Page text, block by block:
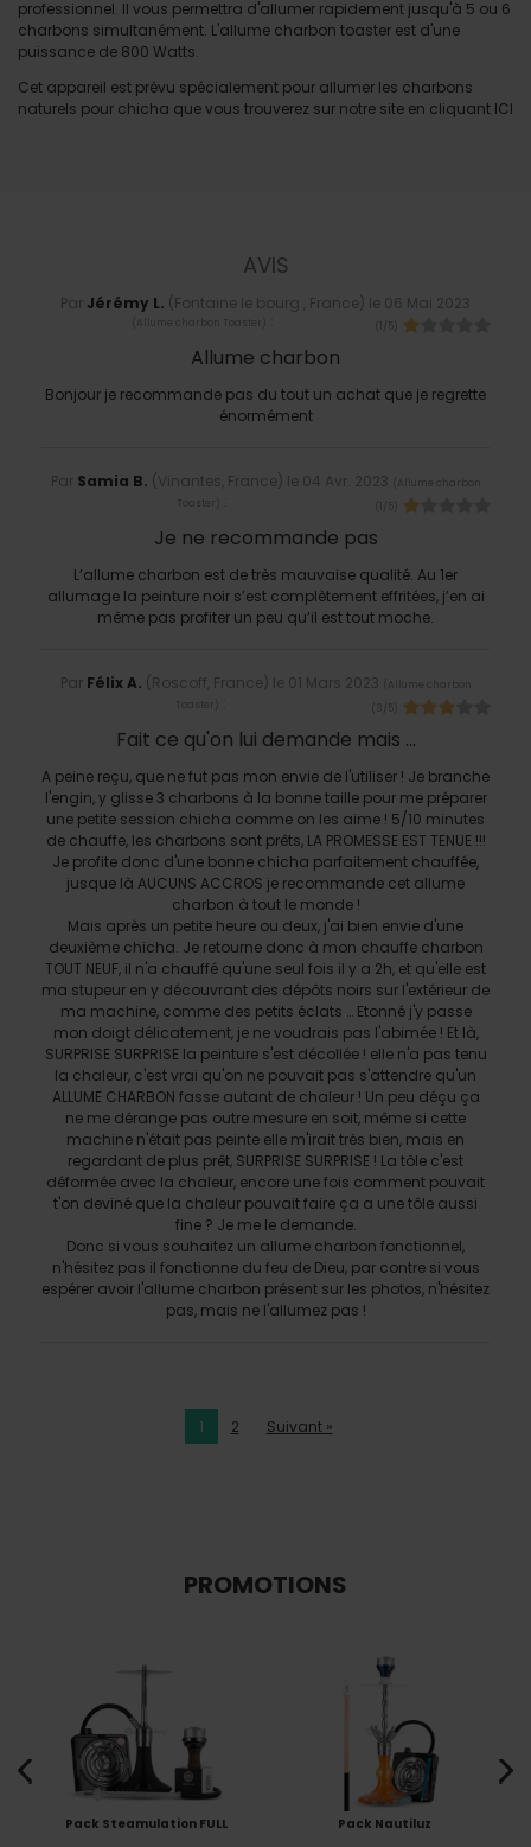
professionnel. Il vous permettra d'allumer rapidement jusqu'à 5 ou 6
charbons simultanément. L'allume charbon toaster est d'une
puissance de 800 Watts.
Cet appareil est prévu spécialement pour allumer les charbons
naturels pour chicha que vous trouverez sur notre site en cliquant ICI
AVIS
Par Jérémy L. (Fontaine le bourg , France) le 06 Mai 2023
Allume charbon Toaster
Allume charbon
Bonjour je recommande pas du tout un achat que je regrette
énormément
Par Samia B. (Vinantes, France) le 04 Avr. 2023
Allume charbon
Toaster
Je ne recommande pas
L’allume charbon est de très mauvaise qualité. Au 1er
allumage la peinture noir s’est complètement effritées, j’en ai
même pas profiter un peu qu’il est tout moche.
Par Félix A. (Roscoff, France) le 01 Mars 2023
Allume charbon
Toaster
Fait ce qu'on lui demande mais ...
A peine reçu, que ne fut pas mon envie de l'utiliser ! Je branche
l'engin, y glisse 3 charbons à la bonne taille pour me préparer
une petite session chicha comme on les aime ! 5/10 minutes
de chauffe, les charbons sont prêts, LA PROMESSE EST TENUE !!!
Je profite donc d'une bonne chicha parfaitement chauffée,
jusque là AUCUNS ACCROS je recommande cet allume
charbon à tout le monde !
Mais après un petite heure ou deux, j'ai bien envie d'une
deuxième chicha. Je retourne donc à mon chauffe charbon
TOUT NEUF, il n'a chauffé qu'une seul fois il y a 2h, et qu'elle est
ma stupeur en y découvrant des dépôts noirs sur l'extérieur de
ma machine, comme des petits éclats … Etonné j'y passe
mon doigt délicatement, je ne voudrais pas l'abimée ! Et là,
SURPRISE SURPRISE la peinture s'est décollée ! elle n'a pas tenu
la chaleur, c'est vrai qu'on ne pouvait pas s'attendre qu'un
ALLUME CHARBON fasse autant de chaleur ! Un peu déçu ça
ne me dérange pas outre mesure en soit, même si cette
machine n'était pas peinte elle m'irait très bien, mais en
regardant de plus prêt, SURPRISE SURPRISE ! La tôle c'est
déformée avec la chaleur, encore une fois comment pouvait
t'on deviné que la chaleur pouvait faire ça a une tôle aussi
fine ? Je me le demande.
Donc si vous souhaitez un allume charbon fonctionnel,
n'hésitez pas il fonctionne du feu de Dieu, par contre si vous
espérer avoir l'allume charbon présent sur les photos, n'hésitez
pas, mais ne l'allumez pas !
1 2 Suivant »
PROMOTIONS
Pack Steamulation FULL Pack Nautiluz